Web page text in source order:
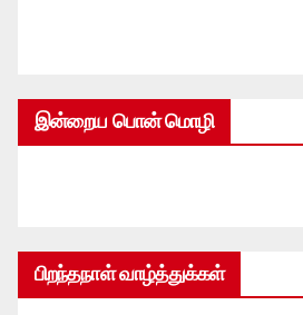
இன்றைய பொன் மொழி
பிறந்தநாள் வாழ்த்துக்கள்